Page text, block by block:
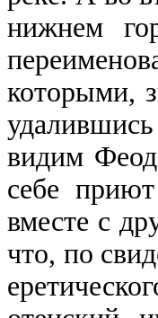
нижнем
которыми,
видим
себе
вместе с
что, по